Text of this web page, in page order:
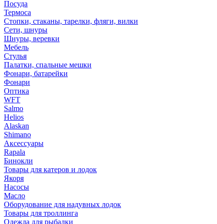
Посуда
Термоса
Стопки, стаканы, тарелки, фляги, вилки
Сети, шнуры
Шнуры, веревки
Мебель
Стулья
Палатки, спальные мешки
Фонари, батарейки
Фонари
Оптика
WFT
Salmo
Helios
Alaskan
Shimano
Аксессуары
Rapala
Бинокли
Товары для катеров и лодок
Якоря
Насосы
Масло
Оборудование для надувных лодок
Товары для троллинга
Одежда для рыбалки